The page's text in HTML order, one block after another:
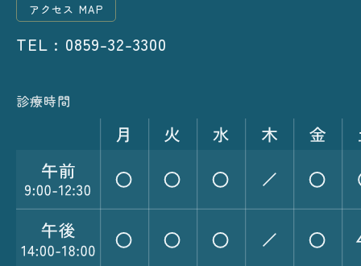
アクセス MAP
TEL : 0859-32-3300
診療時間